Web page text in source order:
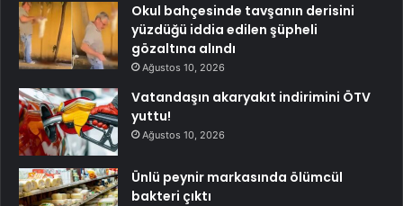
Okul bahçesinde tavşanın derisini
yüzdüğü iddia edilen şüpheli
gözaltına alındı
Ağustos 10, 2026
Vatandaşın akaryakıt indirimini ÖTV
yuttu!
Ağustos 10, 2026
Ünlü peynir markasında ölümcül
bakteri çıktı